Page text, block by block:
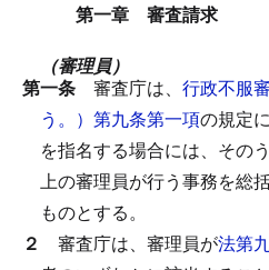
第一章 審査請求
（審理員）
第一条 審査庁は、 行政不服
う。）第九条第一項の規定
を指名する場合には、その
上の審理員が行う事務を総
ものとする。
２ 審査庁は、審理員が法第